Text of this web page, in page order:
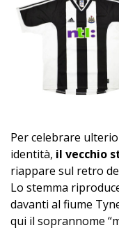
Per celebrare
identità, il vecchio
riappare sul retro
Lo stemma
davanti al fiume
qui il soprannome